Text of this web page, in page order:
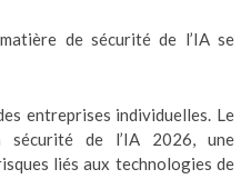
de sécurité de l’IA se
entreprises individuelles. Le
sécurité de l’IA 2026, une
liés aux technologies de